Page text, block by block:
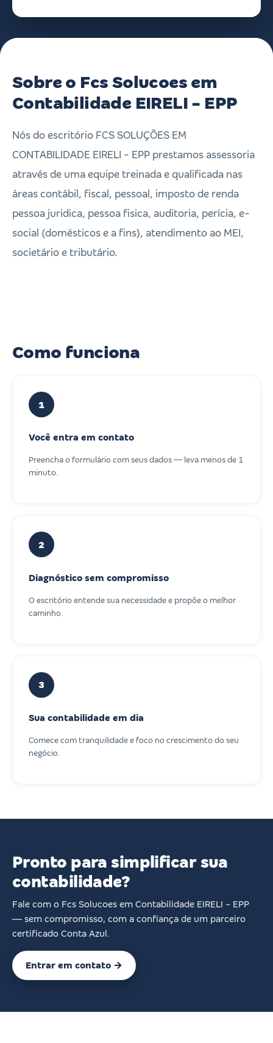
Sobre o Fcs Solucoes em
Contabilidade EIRELI - EPP
Nós do escritório FCS SOLUÇÕES EM
CONTABILIDADE EIRELI - EPP prestamos assessoria
através de uma equipe treinada e qualificada nas
áreas contábil, fiscal, pessoal, imposto de renda
pessoa juridica, pessoa fisica, auditoria, perícia, e-
social (domésticos e a fins), atendimento ao MEI,
societário e tributário.
Como funciona
1
Você entra em contato
Preencha o formulário com seus dados — leva menos de 1
minuto.
2
Diagnóstico sem compromisso
O escritório entende sua necessidade e propõe o melhor
caminho.
3
Sua contabilidade em dia
Comece com tranquilidade e foco no crescimento do seu
negócio.
Pronto para simplificar sua
contabilidade?
Fale com o Fcs Solucoes em Contabilidade EIRELI - EPP
— sem compromisso, com a confiança de um parceiro
certificado Conta Azul.
Entrar em contato →